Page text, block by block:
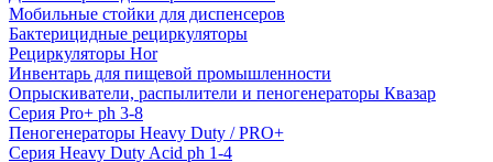
Мобильные стойки для диспенсеров
Бактерицидные рециркуляторы
Рециркуляторы Hor
Инвентарь для пищевой промышленности
Опрыскиватели, распылители и пеногенераторы Квазар
Серия Pro+ ph 3-8
Пеногенераторы Heavy Duty / PRO+
Серия Heavy Duty Acid ph 1-4